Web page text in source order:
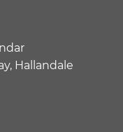
Hallandale